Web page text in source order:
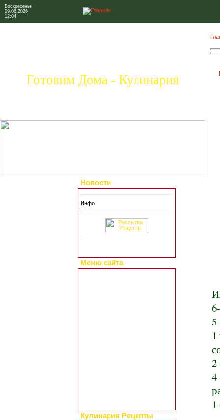
Воскресенье
09.08.2026
12:04
Готовим Дома - Кулинария
Новости
Инфо
Меню сайта
Кулинария Рецепты
2
1